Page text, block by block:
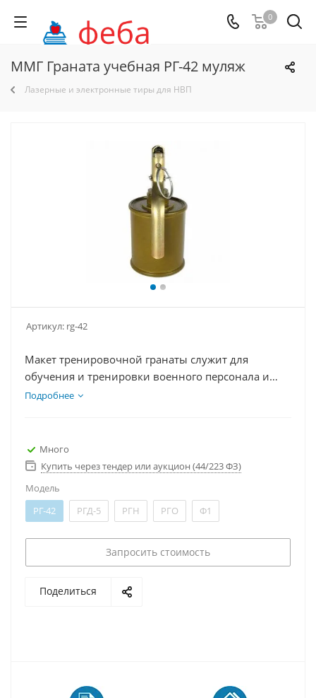
0
ММГ Граната учебная РГ-42 муляж
Лазерные и электронные тиры для НВП
Артикул: rg-42
Макет тренировочной гранаты служит для
обучения и тренировки военного персонала и
спец-структур в правильной технике и тактике
Подробнее
Много
Купить через тендер или аукцион (44/223 ФЗ)
Модель
РГ-42
РГД-5 РГН РГО Ф1
Запросить стоимость
Поделиться